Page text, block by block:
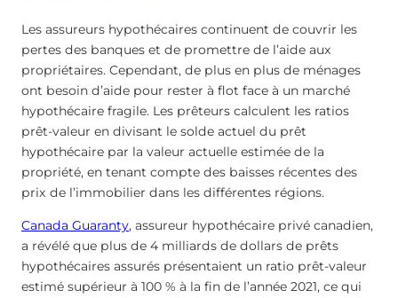
Les assureurs hypothécaires continuent de couvrir les
pertes des banques et de promettre de l’aide aux
propriétaires. Cependant, de plus en plus de ménages
ont besoin d’aide pour rester à flot face à un marché
hypothécaire fragile. Les prêteurs calculent les ratios
prêt-valeur en divisant le solde actuel du prêt
hypothécaire par la valeur actuelle estimée de la
propriété, en tenant compte des baisses récentes des
prix de l’immobilier dans les différentes régions.
Canada Guaranty, assureur hypothécaire privé canadien,
a révélé que plus de 4 milliards de dollars de prêts
hypothécaires assurés présentaient un ratio prêt-valeur
estimé supérieur à 100 % à la fin de l’année 2021, ce qui